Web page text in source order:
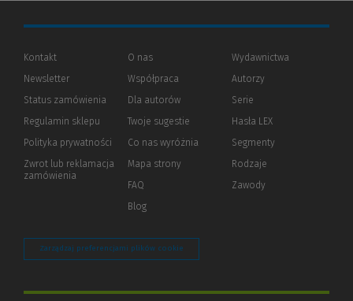
Kontakt
Newsletter
Status zamówienia
Regulamin sklepu
Polityka prywatności (Nowe
(Link
innej
Zwrot lub reklamacja
zamówienia
O nas
Współpraca
Dla autorów(Nowe
(Link
innej
Twoje sugestie
Co nas wyróżnia
Mapa strony
FAQ
Blog
Wydawnictwa
Autorzy
Serie
Hasła LEX
Segmenty
Rodzaje
Zawody
Zarządzaj preferencjami plików cookie